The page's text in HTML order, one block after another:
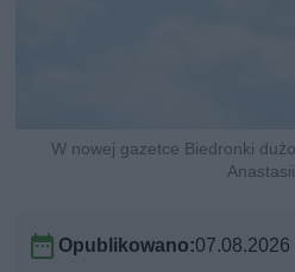
W nowej gazetce Biedronki
Opublikowano:07.08.2026